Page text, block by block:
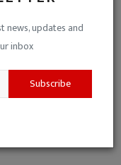
news, updates and
inbox
Subscribe